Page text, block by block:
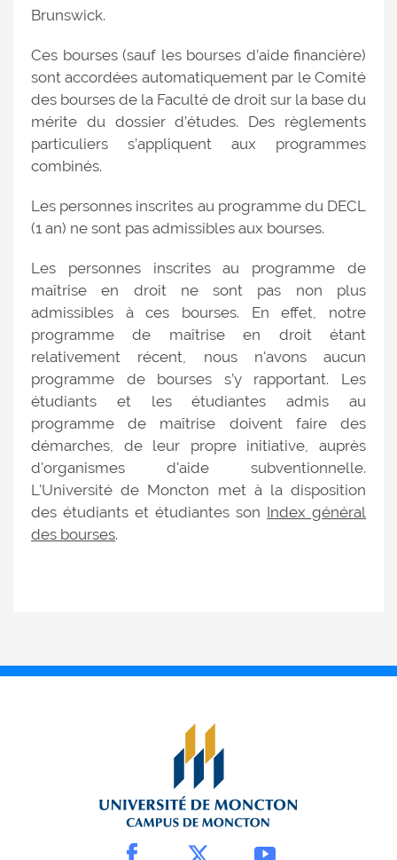
Brunswick.
Ces bourses (sauf les bourses d’aide financière)
sont accordées automatiquement par le Comité
des bourses de la Faculté de droit sur la base du
mérite du dossier d’études. Des règlements
particuliers s’appliquent aux programmes
combinés.
Les personnes inscrites au programme du DECL
(1 an) ne sont pas admissibles aux bourses.
Les personnes inscrites au programme de
maîtrise en droit ne sont pas non plus
admissibles à ces bourses. En effet, notre
programme de maîtrise en droit étant
relativement récent, nous n'avons aucun
programme de bourses s’y rapportant. Les
étudiants et les étudiantes admis au
programme de maîtrise doivent faire des
démarches, de leur propre initiative, auprès
d'organismes d'aide subventionnelle.
L'Université de Moncton met à la disposition
des étudiants et étudiantes son Index général
des bourses.